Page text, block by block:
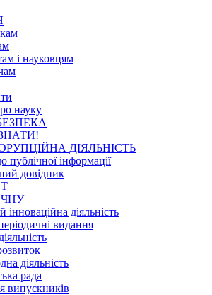
і науковцям
науку
ДІЯЛЬНІСТЬ
публічної інформації
довідник
ЧНУ
інноваційна діяльність
видання
діяльність
рада
випускників